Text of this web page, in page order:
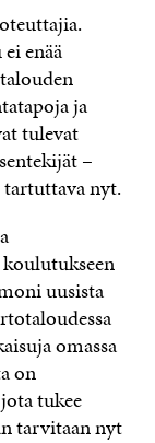
enää
ja
tulevat
–
nyt.
uusista
omassa
on
tukee
tarvitaan nyt